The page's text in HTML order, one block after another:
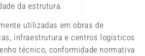
da estrutura.
utilizadas em obras de
infraestrutura e centros logísticos
técnico, conformidade normativa